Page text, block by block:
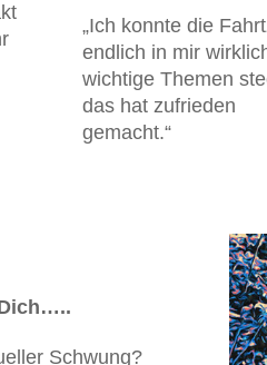
„Ich konnte die
endlich in mir
wichtige Themen
das hat zufrieden
gemacht.“
Schwung?